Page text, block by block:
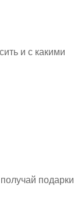
и с какими
подарки